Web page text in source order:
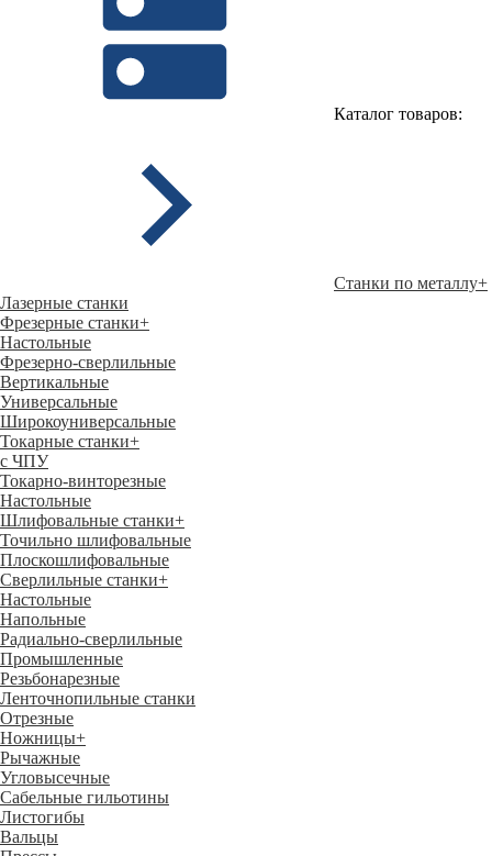
Каталог товаров:
Станки по металлу+
Лазерные станки
Фрезерные станки+
Настольные
Фрезерно-сверлильные
Вертикальные
Универсальные
Широкоуниверсальные
Токарные станки+
с ЧПУ
Токарно-винторезные
Настольные
Шлифовальные станки+
Точильно шлифовальные
Плоскошлифовальные
Сверлильные станки+
Настольные
Напольные
Радиально-сверлильные
Промышленные
Резьбонарезные
Ленточнопильные станки
Отрезные
Ножницы+
Рычажные
Угловысечные
Сабельные гильотины
Листогибы
Вальцы